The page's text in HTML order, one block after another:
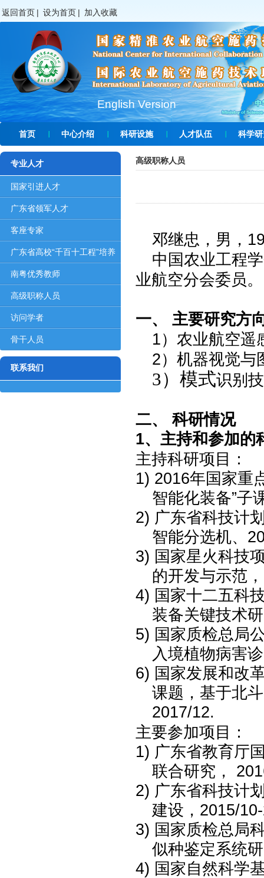
返回首页 | 设为首页 | 加入收藏
English Version
首页 中心介绍 科研设施 人才队伍 科学
专业人才
国家引进人才
广东省领军人才
客座专家
广东省高校“千百十工程”培养
对象
南粤优秀教师
高级职称人员
访问学者
骨干人员
联系我们
高级职称人员
邓继忠 ，男，
中国农业工程
业航空分会委员。
一、 主要研究方
1） 农业航空遥
2）机器视觉与
3）模式识别
二、
科研情况
1、 主持和参加的
主持科研项目：
1) 2016年国家重
智能化装备”子
2) 广东省科技计
智能分选机、
3) 国家星火科技
的开发与示范，
4) 国家十二五科
装备关键技术
5) 国家质检总局
入境植物病害
6) 国家发展和改
课题 ， 基于北
2017/12.
主要参加项目：
1) 广东省教育厅
联合研究，
2) 广东省科技计
建设， 2015/
3) 国家质检总局
似种鉴定系统
4) 国家自然科学